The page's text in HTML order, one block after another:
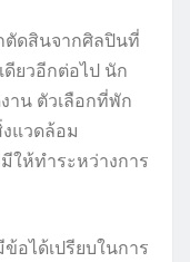
ตัดสินจากศิลปินที่
ดียวอีกต่อไป นัก
าน ตัวเลือกที่พัก
แวดล้อม
ให้ทำระหว่างการ
อได้เปรียบในการ